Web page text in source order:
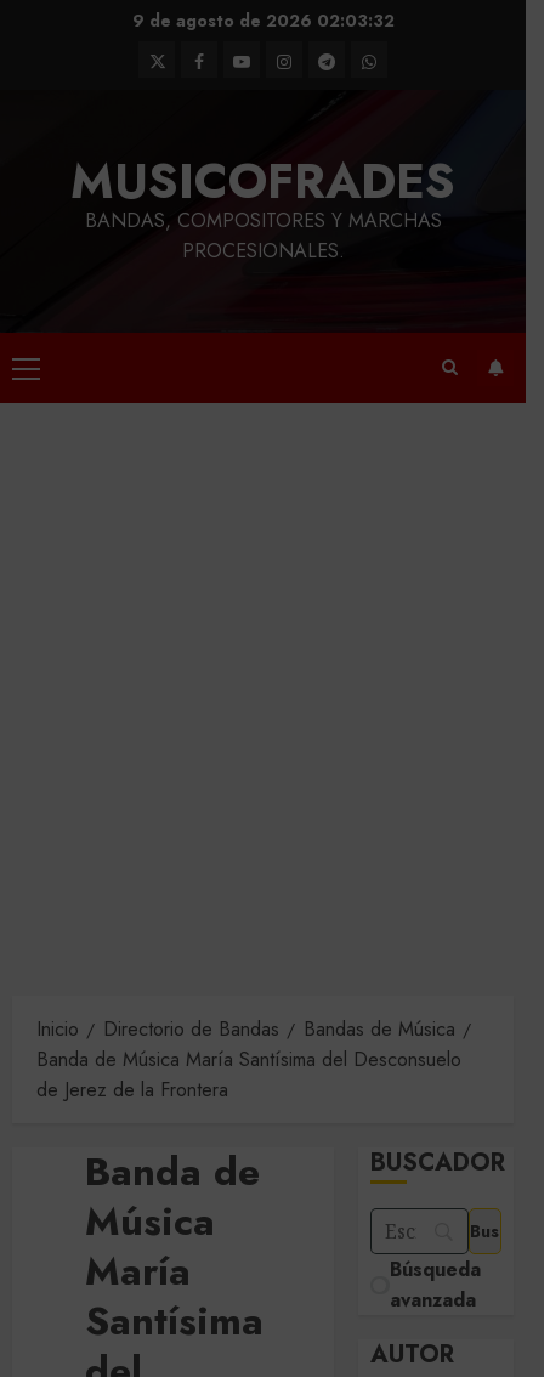
9 de agosto de 2026 02:03:33
TwitterFacebook
YoutubeInstagram
TelegramWhatsApp
MUSICOFRADES
BANDAS, COMPOSITORES Y MARCHAS
PROCESIONALES.
Menú
principal
Inicio Directorio de Bandas
Bandas de Música
Banda de Música María Santísima del Desconsuelo
de Jerez de la Frontera
Banda de
Música
María
Santísima
BUSCADOR
Búsqueda
avanzada
AUTOR